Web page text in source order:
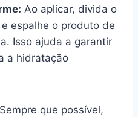
Ao aplicar, divida o
espalhe o produto de
Isso ajuda a garantir
a hidratação
Sempre que possível,